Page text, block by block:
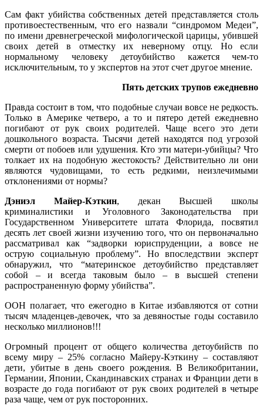
Сам факт убийства собственных детей представляется столь
противоестественным, что его назвали “синдромом Медеи”,
по имени древнегреческой мифологической царицы, убившей
своих детей в отместку их неверному отцу. Но если
нормальному человеку детоубийство кажется чем-то
исключительным, то у экспертов на этот счет другое мнение.
Пять детских трупов ежедневно
Правда состоит в том, что подобные случаи вовсе не редкость.
Только в Америке четверо, а то и пятеро детей ежедневно
погибают от рук своих родителей. Чаще всего это дети
дошкольного возраста. Тысячи детей находятся под угрозой
смерти от побоев или удушения. Кто эти матери-убийцы? Что
толкает их на подобную жестокость? Действительно ли они
являются чудовищами, то есть редкими, неизлечимыми
отклонениями от нормы?
Дэниэл Майер-Кэткин, декан Высшей школы
криминалистики и Уголовного Законодательства при
Государственном Университете штата Флорида, посвятил
десять лет своей жизни изучению того, что он первоначально
рассматривал как “задворки юриспруденции, а вовсе не
острую социальную проблему”. Но впоследствии эксперт
обнаружил, что “материнское детоубийство представляет
собой – и всегда таковым было – в высшей степени
распространенную форму убийства”.
ООН полагает, что ежегодно в Китае избавляются от сотни
тысяч младенцев-девочек, что за девяностые годы составило
несколько миллионов!!!
Огромный процент от общего количества детоубийств по
всему миру – 25% согласно Майеру-Кэткину – составляют
дети, убитые в день своего рождения. В Великобритании,
Германии, Японии, Скандинавских странах и Франции дети в
возрасте до года погибают от рук своих родителей в четыре
раза чаще, чем от рук посторонних.